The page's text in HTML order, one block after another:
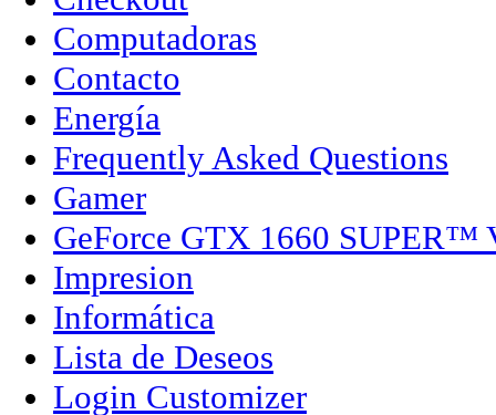
Computadoras
Contacto
Energía
Frequently Asked Questions
Gamer
GeForce GTX 1660 SUPER™
Impresion
Informática
Lista de Deseos
Login Customizer